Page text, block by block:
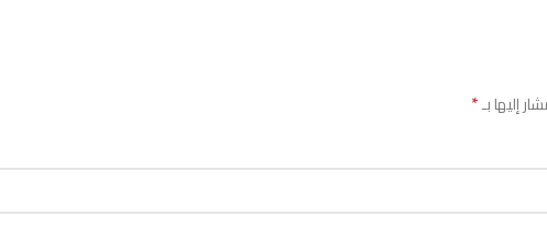
إليها بـ*